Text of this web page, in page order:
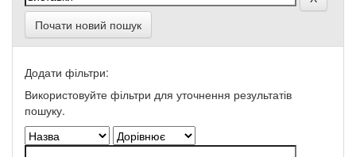
Почати новий пошук
Додати фільтри:
Використовуйте фільтри для уточнення результатів
пошуку.